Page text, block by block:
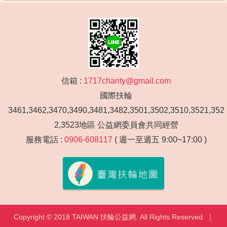
信箱 : 1717charity@gmail.com
國際扶輪
3461,3462,3470,3490,3481,3482,3501,3502,3510,3521,352
2,3523地區 公益網委員會共同經營
服務電話 : 0906-608117 ( 週一至週五 9:00~17:00 )
Copyright © 2018 TAIWAN 扶輪公益網. All Rights Reserved. ｜